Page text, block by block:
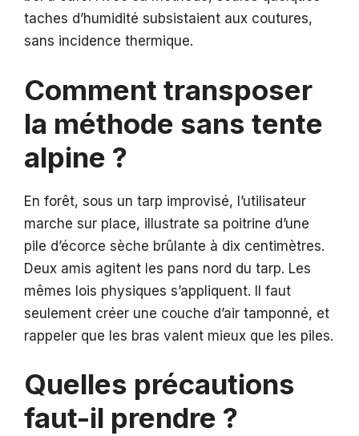
taches d’humidité subsistaient aux coutures,
sans incidence thermique.
Comment transposer
la méthode sans tente
alpine ?
En forêt, sous un tarp improvisé, l’utilisateur
marche sur place, illustrate sa poitrine d’une
pile d’écorce sèche brûlante à dix centimètres.
Deux amis agitent les pans nord du tarp. Les
mêmes lois physiques s’appliquent. Il faut
seulement créer une couche d’air tamponné, et
rappeler que les bras valent mieux que les piles.
Quelles précautions
faut-il prendre ?